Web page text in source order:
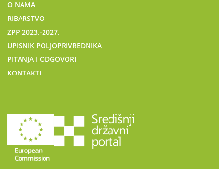
O NAMA
RIBARSTVO
ZPP 2023.-2027.
UPISNIK POLJOPRIVREDNIKA
PITANJA I ODGOVORI
KONTAKTI